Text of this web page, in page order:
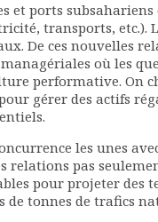
et ports
transports, etc.).
De ces nouvelles
où les
performative. On
gérer des actifs
les unes
relations pas
pour projeter des
de tonnes de trafics